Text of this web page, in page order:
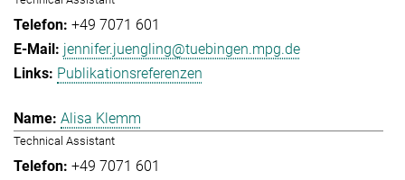
+49 7071 601
jennifer.juengling@tuebingen.mpg.de
Publikationsreferenzen
Alisa Klemm
Technical Assistant
+49 7071 601